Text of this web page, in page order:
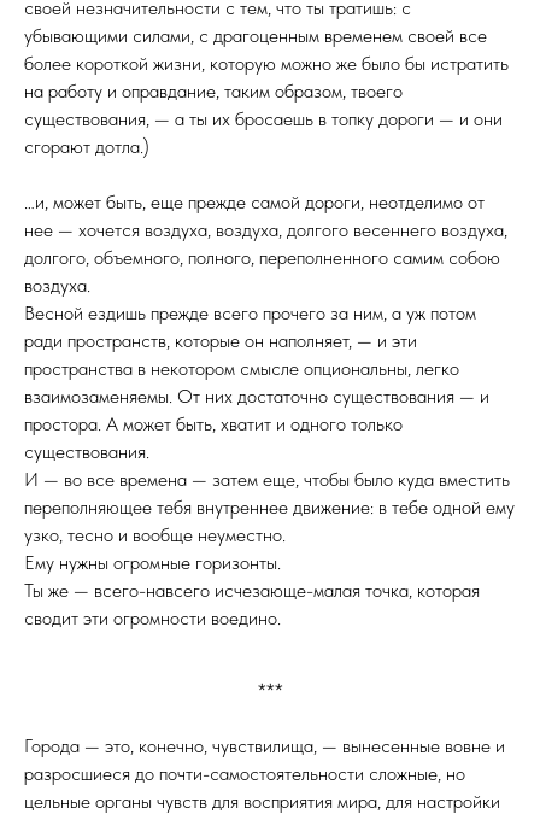
своей незначительности с тем, что ты тратишь: с
убывающими силами, с драгоценным временем своей все
более короткой жизни, которую можно же было бы истратить
на работу и оправдание, таким образом, твоего
существования, — а ты их бросаешь в топку дороги — и они
сгорают дотла.)
…и, может быть, еще прежде самой дороги, неотделимо от
нее — хочется воздуха, воздуха, долгого весеннего воздуха,
долгого, объемного, полного, переполненного самим собою
воздуха.
Весной ездишь прежде всего прочего за ним, а уж потом
ради пространств, которые он наполняет, — и эти
пространства в некотором смысле опциональны, легко
взаимозаменяемы. От них достаточно существования — и
простора. А может быть, хватит и одного только
существования.
И — во все времена — затем еще, чтобы было куда вместить
переполняющее тебя внутреннее движение: в тебе одной ему
узко, тесно и вообще неуместно.
Ему нужны огромные горизонты.
Ты же — всего-навсего исчезающе-малая точка, которая
сводит эти огромности воедино.
***
Города — это, конечно, чувствилища, — вынесенные вовне и
разросшиеся до почти-самостоятельности сложные, но
цельные органы чувств для восприятия мира, для настройки